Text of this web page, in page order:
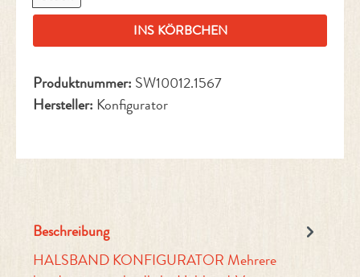
INS KÖRBCHEN
Produktnummer: SW10012.1567
Hersteller: Konfigurator
Beschreibung
HALSBAND KONFIGURATOR Mehrere